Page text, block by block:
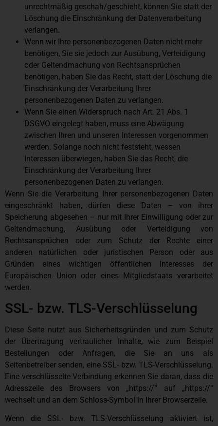
unrechtmäßig geschah/geschieht, können Sie statt der
Löschung die Einschränkung der Datenverarbeitung
verlangen.
Wenn wir Ihre personenbezogenen Daten nicht mehr
benötigen, Sie sie jedoch zur Ausübung, Verteidigung
oder Geltendmachung von Rechtsansprüchen
benötigen, haben Sie das Recht, statt der Löschung die
Einschränkung der Verarbeitung Ihrer
personenbezogenen Daten zu verlangen.
Wenn Sie einen Widerspruch nach Art. 21 Abs. 1
DSGVO eingelegt haben, muss eine Abwägung
zwischen Ihren und unseren Interessen vorgenommen
werden. Solange noch nicht feststeht, wessen
Interessen überwiegen, haben Sie das Recht, die
Einschränkung der Verarbeitung Ihrer
personenbezogenen Daten zu verlangen.
Wenn Sie die Verarbeitung Ihrer personenbezogenen Daten
eingeschränkt haben, dürfen diese Daten – von ihrer
Speicherung abgesehen – nur mit Ihrer Einwilligung oder zur
Geltendmachung, Ausübung oder Verteidigung von
Rechtsansprüchen oder zum Schutz der Rechte einer
anderen natürlichen oder juristischen Person oder aus
Gründen eines wichtigen öffentlichen Interesses der
Europäischen Union oder eines Mitgliedstaats verarbeitet
werden.
SSL- bzw. TLS-Verschlüsselung
Diese Seite nutzt aus Sicherheitsgründen und zum Schutz
der Übertragung vertraulicher Inhalte, wie zum Beispiel
Bestellungen oder Anfragen, die Sie an uns als
Seitenbetreiber senden, eine SSL- bzw. TLS-Verschlüsselung.
Eine verschlüsselte Verbindung erkennen Sie daran, dass die
Adresszeile des Browsers von „https://“ auf „https://“
wechselt und an dem Schloss-Symbol in Ihrer Browserzeile.
Wenn die SSL- bzw. TLS-Verschlüsselung aktiviert ist,